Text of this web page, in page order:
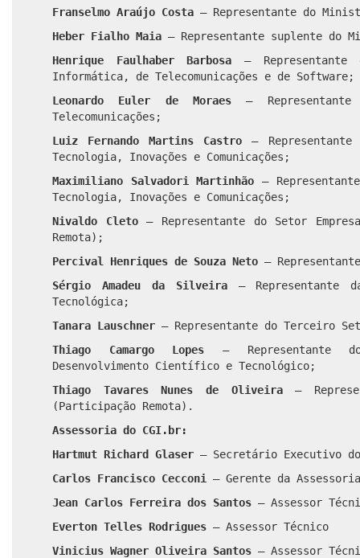
Franselmo Araújo Costa – Representante do
Heber Fialho Maia – Representante suplente do
Henrique Faulhaber Barbosa –
Informática, de Telecomunicações e de Software;
Leonardo Euler de Moraes –
Telecomunicações;
Luiz Fernando Martins Castro –
Tecnologia, Inovações e Comunicações;
Maximiliano Salvadori Martinhão –
Tecnologia, Inovações e Comunicações;
Nivaldo Cleto– Representante do Setor
Remota);
Percival Henriques de Souza Neto –
Sérgio Amadeu da Silveira– Representante
Tecnológica;
Tanara Lauschner – Representante do Terceiro
Thiago Camargo Lopes – Representante
Desenvolvimento Científico e Tecnológico;
Thiago Tavares Nunes de Oliveira–
(Participação Remota).
Assessoria do CGI.br:
Hartmut Richard Glaser – Secretário Executivo
Carlos Francisco Cecconi
– Gerente da
Jean Carlos Ferreira dos Santos – Assessor
Everton Telles Rodrigues – Assessor Técnico
Vinicius Wagner Oliveira Santos – Assessor